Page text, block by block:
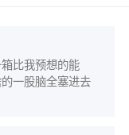
比我预想的能
一股脑全塞进去